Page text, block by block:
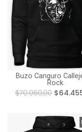
Buzo Canguro
Rock
$70.060,00